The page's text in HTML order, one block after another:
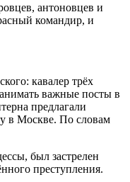
антоновцев и
командир, и
кавалер трёх
важные посты в
предлагали
в Москве. По словам
был застрелен
преступления.